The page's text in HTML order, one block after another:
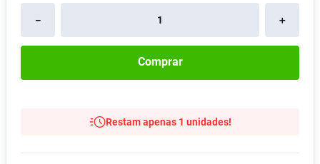
＋
－
Comprar
Restam apenas 1 unidades!